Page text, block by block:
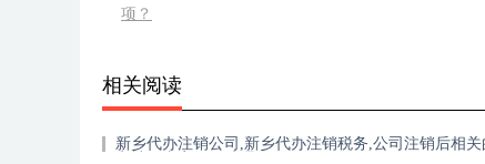
项？
相关阅读
新乡代办注销公司,新乡代办注销税务,公司注销后相关